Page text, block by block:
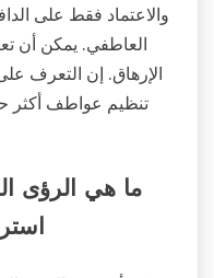
والاعتماد فقط على
العاطفي. يمكن أن
الإرهاق. إن التعرف
تنظيم عواطف أكثر
ما هي الرؤى